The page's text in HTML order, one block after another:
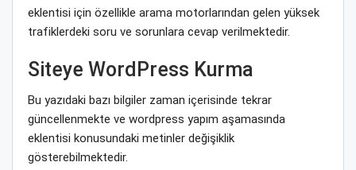
eklentisi için özellikle arama motorlarından gelen yüksek
trafiklerdeki soru ve sorunlara cevap verilmektedir.
Siteye WordPress Kurma
Bu yazıdaki bazı bilgiler zaman içerisinde tekrar
güncellenmekte ve wordpress yapım aşamasında
eklentisi konusundaki metinler değişiklik
gösterebilmektedir.